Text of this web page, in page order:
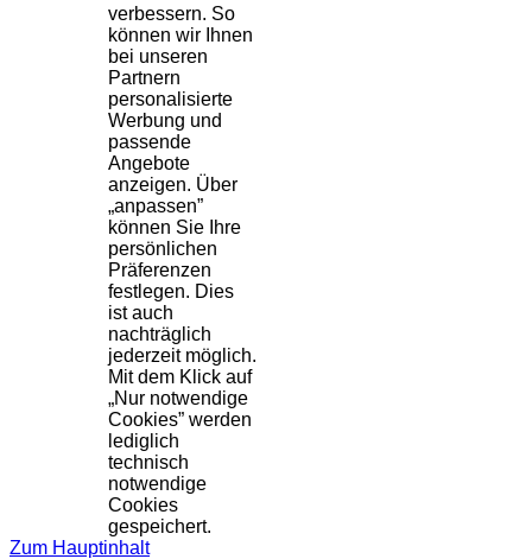
verbessern. So
können wir Ihnen
bei unseren
Partnern
personalisierte
Werbung und
passende
Angebote
anzeigen. Über
„anpassen”
können Sie Ihre
persönlichen
Präferenzen
festlegen. Dies
ist auch
nachträglich
jederzeit möglich.
Mit dem Klick auf
„Nur notwendige
Cookies” werden
lediglich
technisch
notwendige
Cookies
gespeichert.
Zum Hauptinhalt